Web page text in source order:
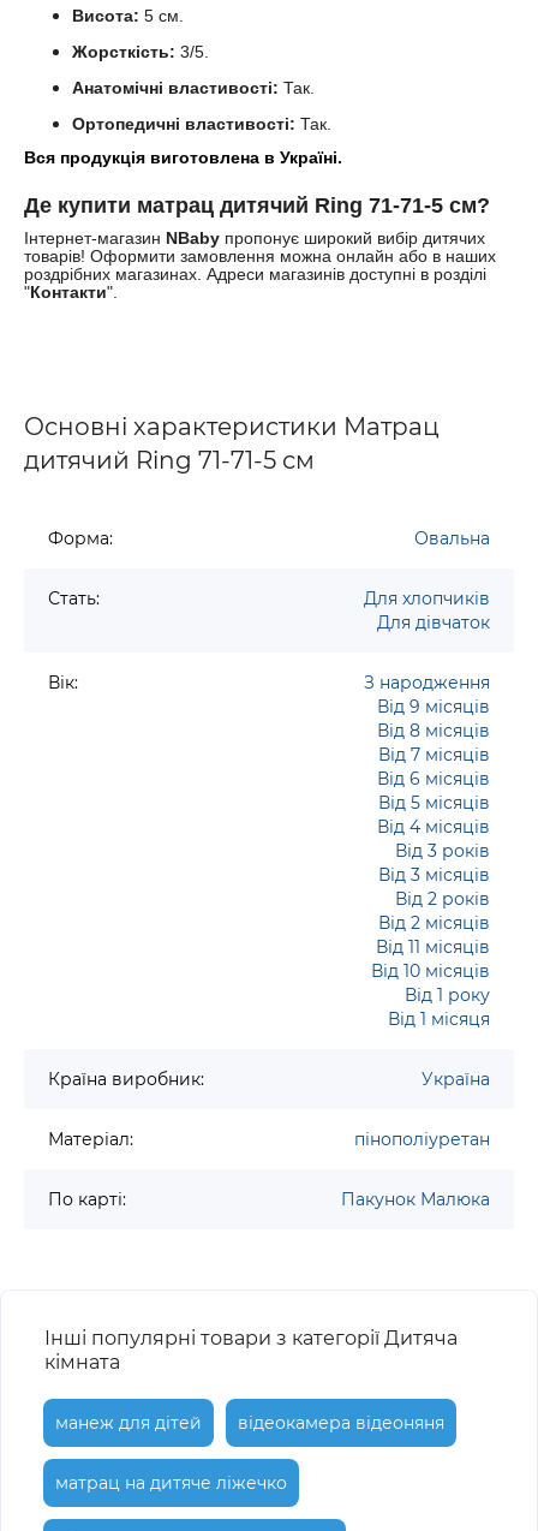
Висота: 5 см.
Жорсткість: 3/5.
Анатомічні властивості: Так.
Ортопедичні властивості: Так.
Вся продукція виготовлена в Україні.
Де купити матрац дитячий Ring 71-71-5 см?
Інтернет-магазин NBaby пропонує широкий вибір дитячих
товарів! Оформити замовлення можна онлайн або в наших
роздрібних магазинах. Адреси магазинів доступні в розділі
"Контакти".
Основні характеристики Матрац
дитячий Ring 71-71-5 см
Форма: Овальна
Стать:
Для хлопчиків
Для дівчаток
Вік:
З народження
Від 9 місяців
Від 8 місяців
Від 7 місяців
Від 6 місяців
Від 5 місяців
Від 4 місяців
Від 3 років
Від 3 місяців
Від 2 років
Від 2 місяців
Від 11 місяців
Від 10 місяців
Від 1 року
Від 1 місяця
Країна виробник: Україна
Матеріал: пінополіуретан
По карті: Пакунок Малюка
Інші популярні товари з категорії Дитяча
кімната
манеж для дітей відеокамера відеоняня
матрац на дитяче ліжечко